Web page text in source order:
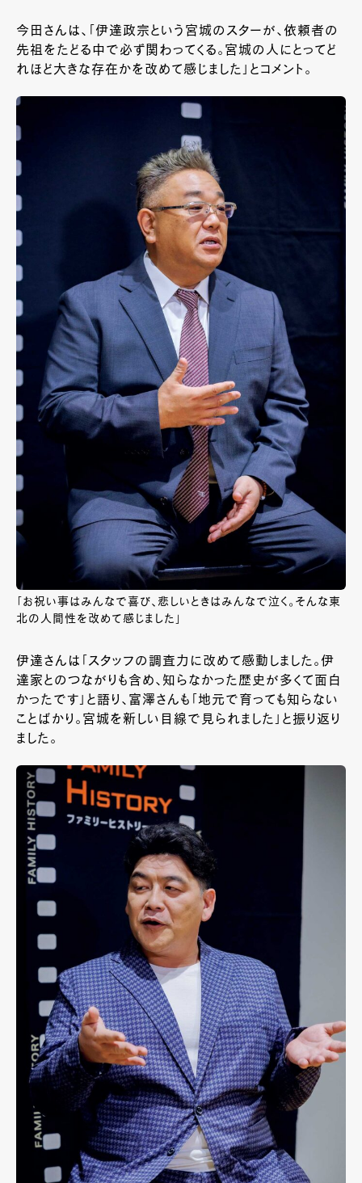
今田さんは、「伊達政宗という宮城のスターが、依頼者の
先祖をたどる中で必ず関わってくる。宮城の人にとってど
れほど大きな存在かを改めて感じました」とコメント。
「お祝い事はみんなで喜び、悲しいときはみんなで泣く。そんな東
北の人間性を改めて感じました」
伊達さんは「スタッフの調査力に改めて感動しました。伊
達家とのつながりも含め、知らなかった歴史が多くて面白
かったです」と語り、富澤さんも「地元で育っても知らない
ことばかり。宮城を新しい目線で見られました」と振り返り
ました。